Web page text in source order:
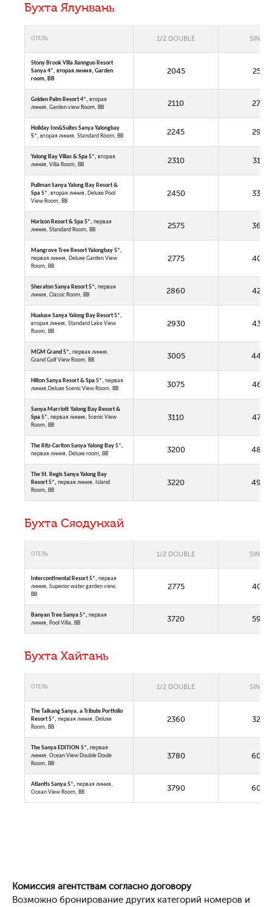
Бухта Ялунвань
ОТЕЛЬ 1/2 DOUBLE SINGLE
Stony Brook Villa Jiannguo Resort
Sanya 4*, вторая линия, Garden
room, BB
2045 2575
Golden Palm Resort 4*, вторая
линия, Garden view Room, BB
2110 2705
Holiday Inn&Suites Sanya Yalongbay
5*, вторая линия, Standard Room, BB 2245 2975
Yalong Bay Villas & Spa 5*, вторая
линия, Villa Room, BB
2310 3105
Pullman Sanya Yalong Bay Resort &
Spa 5*, вторая линия, Deluxe Pool
View Room, BB
2450 3390
Horizon Resort & Spa 5*, первая
линия, Standard Room, BB
2575 3635
Mangrove Tree Resort Yalongbay 5*,
первая линия, Deluxe Garden View
Room, BB
2775 4035
Sheraton Sanya Resort 5*, первая
линия, Classic Room, BB
2860 4210
Hualuxe Sanya Yalong Bay Resort 5*,
вторая линия, Standard Lake View
Room, BB
2930 4350
MGM Grand 5*, первая линия,
Grand Golf View Room, BB
3005 4490
Hilton Sanya Resort & Spa 5*, первая
линия,Deluxe Scenic View Room, BB
3075 4635
Sanya Marriott Yalong Bay Resort &
Spa 5*, первая линия, Scenic View
Room, BB
3110 4710
The Ritz-Carlton Sanya Yalong Bay 5*,
первая линия, Deluxe room, BB 3200 4890
The St. Regis Sanya Yalong Bay
Resort 5*, первая линия, Island
Room, BB
3220 4920
Бухта Сяодунхай
ОТЕЛЬ 1/2 DOUBLE SINGLE
Intercontinental Resort 5*, первая
линия, Superior water garden view,
BB
2775 4035
Banyan Tree Sanya 5*, первая
линия, Pool Villa, BB
3720 5920
Бухта Хайтань
ОТЕЛЬ 1/2 DOUBLE SINGLE
The Taikang Sanya, a Tribute Portfolio
Resort 5*, первая линия, Deluxe
Room, BB
2360 3205
The Sanya EDITION 5*, первая
линия, Ocean View Double Doule
Room, BB
3780 6050
Atlantis Sanya 5*, первая линия,
Ocean View Room, BB
3790 6065
Комиссия агентствам согласно договору
Возможно бронирование других категорий номеров и